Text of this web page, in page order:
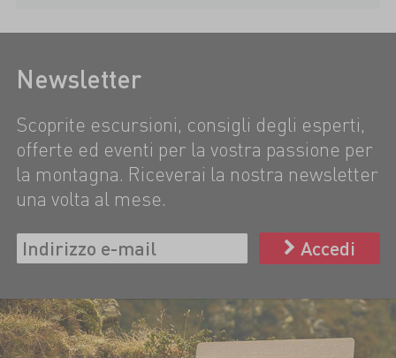
Newsletter
Scoprite escursioni, consigli degli esperti,
offerte ed eventi per la vostra passione per
la montagna. Riceverai la nostra newsletter
una volta al mese.
Accedi